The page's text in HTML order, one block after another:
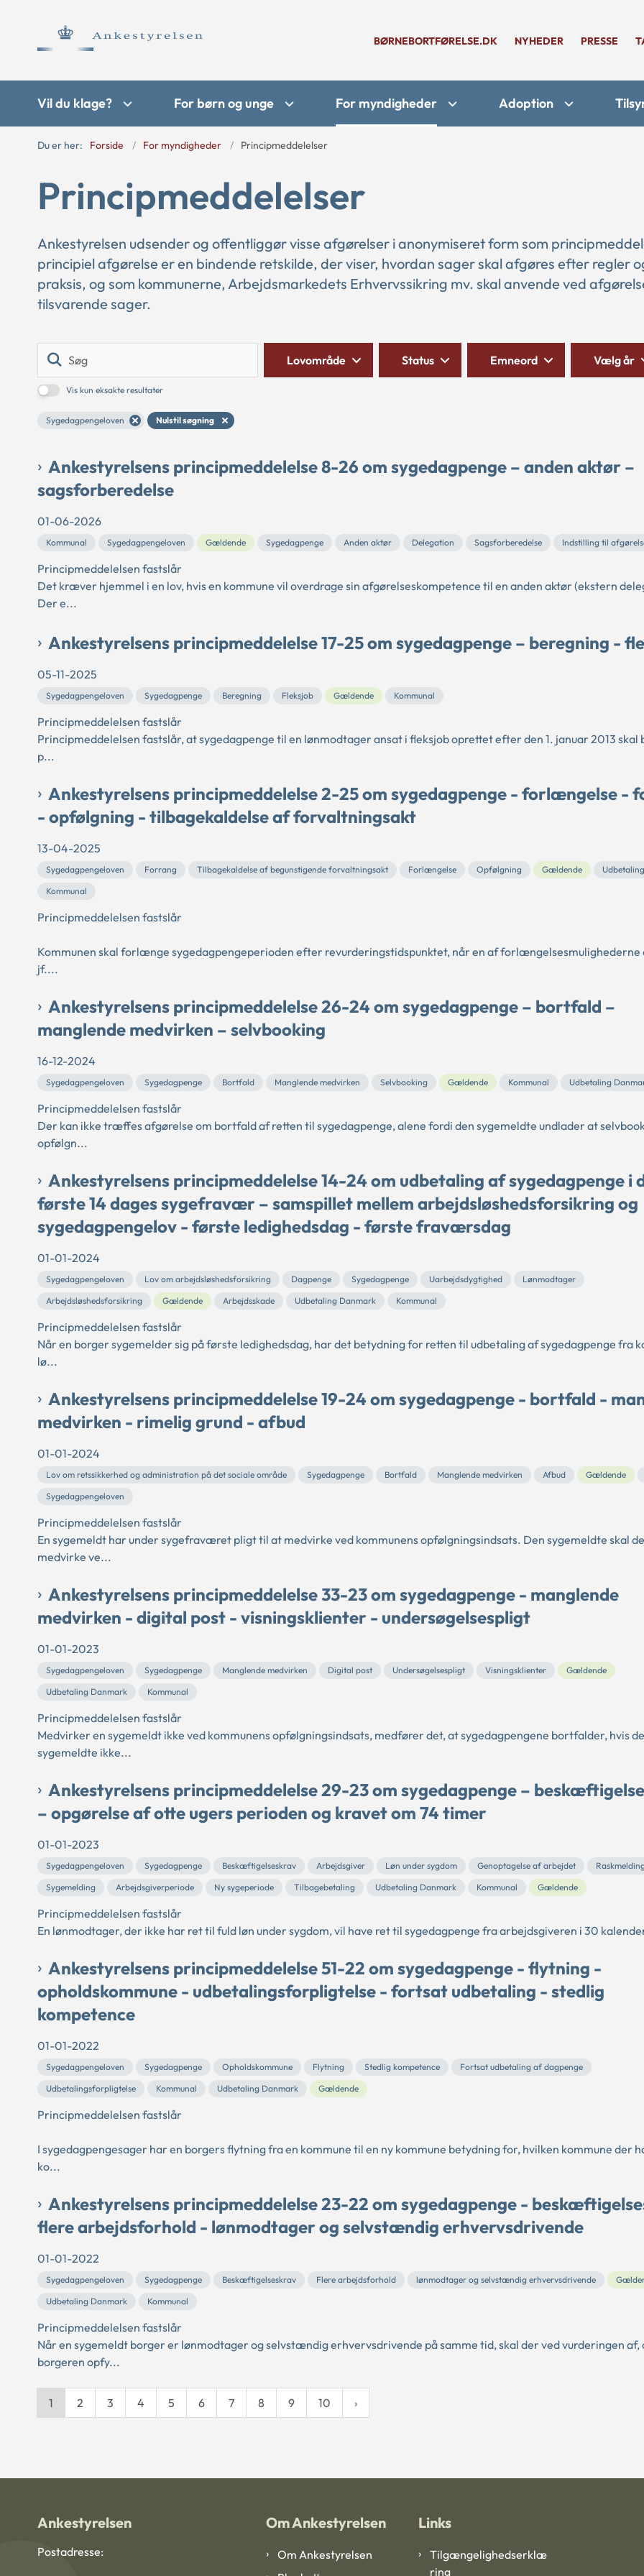
BØRNEBORTFØRELSE.DK NYHEDER PRESSE
Vil du klage? For børn og unge For myndigheder Adoption
Du er her: Forside For myndigheder Principmeddelelser
Principmeddelelser
Ankestyrelsen udsender og offentliggør visse afgørelser i anonymiseret form som
principiel afgørelse er en bindende retskilde, der viser, hvordan sager skal afgøres efter regler
praksis, og som kommunerne, Arbejdsmarkedets Erhvervssikring mv. skal anvende ved
tilsvarende sager.
Vis kun eksakte resultater
Lovområde Status Emneord Vælg år
Sygedagpengeloven Nulstil søgning
Ankestyrelsens principmeddelelse 8-26 om sygedagpenge – anden aktør –
sagsforberedelse
01-06-2026
Kommunal Sygedagpengeloven Gældende Sygedagpenge Anden aktør Delegation Sagsforberedelse Indstilling til
Principmeddelelsen fastslår
Det kræver hjemmel i en lov, hvis en kommune vil overdrage sin afgørelseskompetence til en anden aktør (ekstern
Der e...
Ankestyrelsens principmeddelelse 17-25 om sygedagpenge – beregning -
05-11-2025
Sygedagpengeloven Sygedagpenge Beregning Fleksjob Gældende Kommunal
Principmeddelelsen fastslår
Principmeddelelsen fastslår, at sygedagpenge til en lønmodtager ansat i fleksjob oprettet efter den 1. januar 2013 skal
p...
Ankestyrelsens principmeddelelse 2-25 om sygedagpenge - forlængelse -
- opfølgning - tilbagekaldelse af forvaltningsakt
13-04-2025
Sygedagpengeloven Forrang Tilbagekaldelse af begunstigende forvaltningsakt Forlængelse Opfølgning Gældende
Kommunal
Principmeddelelsen fastslår
Kommunen skal forlænge sygedagpengeperioden efter revurderingstidspunktet, når en af forlængelsesmulighederne
jf....
Ankestyrelsens principmeddelelse 26-24 om sygedagpenge – bortfald –
manglende medvirken – selvbooking
16-12-2024
Sygedagpengeloven Sygedagpenge Bortfald Manglende medvirken Selvbooking Gældende Kommunal Udbetaling
Principmeddelelsen fastslår
Der kan ikke træffes afgørelse om bortfald af retten til sygedagpenge, alene fordi den sygemeldte undlader at
opfølgn...
Ankestyrelsens principmeddelelse 14-24 om udbetaling af sygedagpenge i
første 14 dages sygefravær – samspillet mellem arbejdsløshedsforsikring og
sygedagpengelov - første ledighedsdag - første fraværsdag
01-01-2024
Sygedagpengeloven Lov om arbejdsløshedsforsikring Dagpenge Sygedagpenge Uarbejdsdygtighed
Lønmodtager
Arbejdsløshedsforsikring
Gældende Arbejdsskade Udbetaling Danmark Kommunal
Principmeddelelsen fastslår
Når en borger sygemelder sig på første ledighedsdag, har det betydning for retten til udbetaling af sygedagpenge fra
lø...
Ankestyrelsens principmeddelelse 19-24 om sygedagpenge - bortfald -
medvirken - rimelig grund - afbud
01-01-2024
Lov om retssikkerhed og administration på det sociale område Sygedagpenge Bortfald Manglende medvirken Afbud Gældende
Sygedagpengeloven
Principmeddelelsen fastslår
En sygemeldt har under sygefraværet pligt til at medvirke ved kommunens opfølgningsindsats. Den sygemeldte skal
medvirke ve...
Ankestyrelsens principmeddelelse 33-23 om sygedagpenge - manglende
medvirken - digital post - visningsklienter - undersøgelsespligt
01-01-2023
Sygedagpengeloven Sygedagpenge Manglende medvirken Digital post Undersøgelsespligt Visningsklienter
Gældende
Udbetaling Danmark
Kommunal
Principmeddelelsen fastslår
Medvirker en sygemeldt ikke ved kommunens opfølgningsindsats, medfører det, at sygedagpengene bortfalder, hvis
sygemeldte ikke...
Ankestyrelsens principmeddelelse 29-23 om sygedagpenge –
– opgørelse af otte ugers perioden og kravet om 74 timer
01-01-2023
Sygedagpengeloven Sygedagpenge Beskæftigelseskrav Arbejdsgiver Løn under sygdom Genoptagelse af arbejdet
Sygemelding
Arbejdsgiverperiode Ny sygeperiode Tilbagebetaling Udbetaling Danmark Kommunal Gældende
Principmeddelelsen fastslår
En lønmodtager, der ikke har ret til fuld løn under sygdom, vil have ret til sygedagpenge fra arbejdsgiveren i 30
Ankestyrelsens principmeddelelse 51-22 om sygedagpenge - flytning -
opholdskommune - udbetalingsforpligtelse - fortsat udbetaling - stedlig
kompetence
01-01-2022
Sygedagpengeloven Sygedagpenge Opholdskommune Flytning Stedlig kompetence
Fortsat udbetaling af dagpenge
Udbetalingsforpligtelse
Kommunal Udbetaling Danmark Gældende
Principmeddelelsen fastslår
I sygedagpengesager har en borgers flytning fra en kommune til en ny kommune betydning for, hvilken kommune der
ko...
Ankestyrelsens principmeddelelse 23-22 om sygedagpenge -
flere arbejdsforhold - lønmodtager og selvstændig erhvervsdrivende
01-01-2022
Sygedagpengeloven Sygedagpenge Beskæftigelseskrav Flere arbejdsforhold lønmodtager og selvstændig erhvervsdrivende
Udbetaling Danmark
Kommunal
Principmeddelelsen fastslår
Når en sygemeldt borger er lønmodtager og selvstændig erhvervsdrivende på samme tid, skal der ved vurderingen af,
borgeren opfy...
1 2 3 4 5 6 7 8 9 10
Ankestyrelsen
Postadresse:
Om Ankestyrelsen
Om Ankestyrelsen
Links
Tilgængelighedserklæ
ring